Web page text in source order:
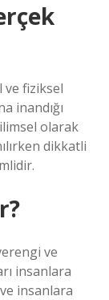
ve fiziksel
inandığı
olarak
dikkatli
ve
insanlara
insanlara